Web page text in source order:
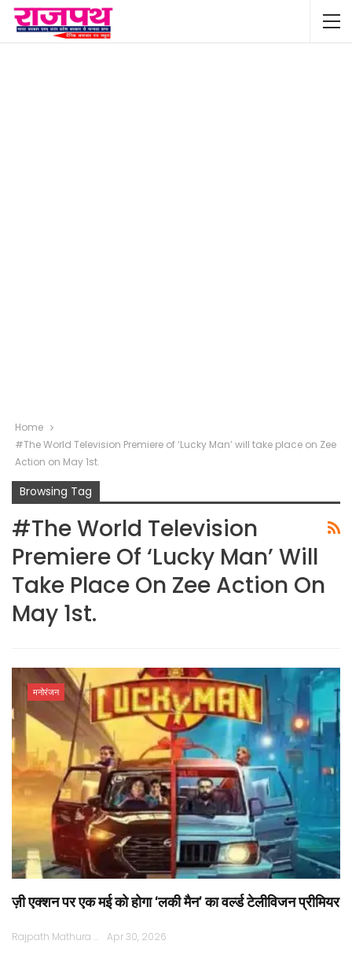
Home
#The World Television Premiere of ‘Lucky Man’ will take place on Zee
Action on May 1st.
Browsing Tag
#The World Television
Premiere Of ‘Lucky Man’ Will
Take Place On Zee Action On
May 1st.
मनोरंजन
ज़ी एक्शन पर एक मई को होगा ‘लकी मैन’ का वर्ल्ड टेलीविजन प्रीमियर
Rajpath Mathura Apr 30, 2026